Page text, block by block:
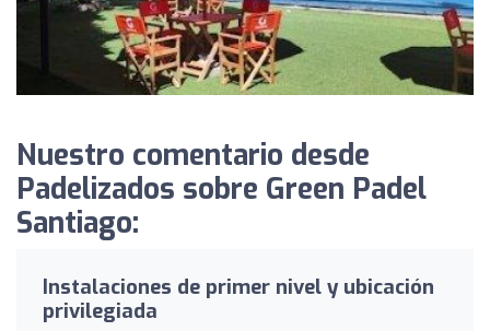
Nuestro comentario desde
Padelizados sobre Green Padel
Santiago:
Instalaciones de primer nivel y ubicación
privilegiada